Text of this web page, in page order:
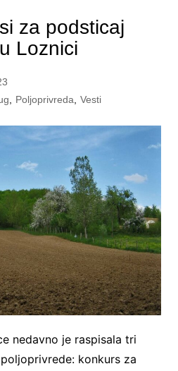
za podsticaj
Loznici
, Poljoprivreda, Vesti
nedavno je raspisala tri
konkurs za